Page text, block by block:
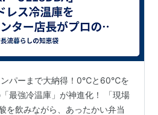
ンパーまで大納得！0℃と60℃を
最強冷温庫」が神進化！ 「現場
を飲みながら、あったかい弁当